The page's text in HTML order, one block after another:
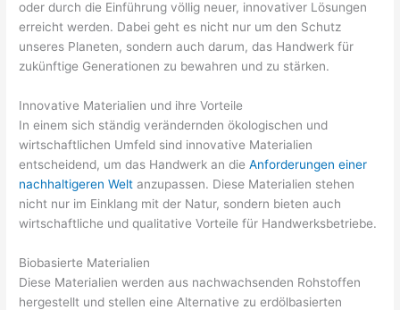
oder durch die Einführung völlig neuer, innovativer Lösungen
erreicht werden. Dabei geht es nicht nur um den Schutz
unseres Planeten, sondern auch darum, das Handwerk für
zukünftige Generationen zu bewahren und zu stärken.
Innovative Materialien und ihre Vorteile
In einem sich ständig verändernden ökologischen und
wirtschaftlichen Umfeld sind innovative Materialien
entscheidend, um das Handwerk an dieAnforderungen einer
nachhaltigeren Welt anzupassen. Diese Materialien stehen
nicht nur im Einklang mit der Natur, sondern bieten auch
wirtschaftliche und qualitative Vorteile für Handwerksbetriebe.
Biobasierte Materialien
Diese Materialien werden aus nachwachsenden Rohstoffen
hergestellt und stellen eine Alternative zu erdölbasierten